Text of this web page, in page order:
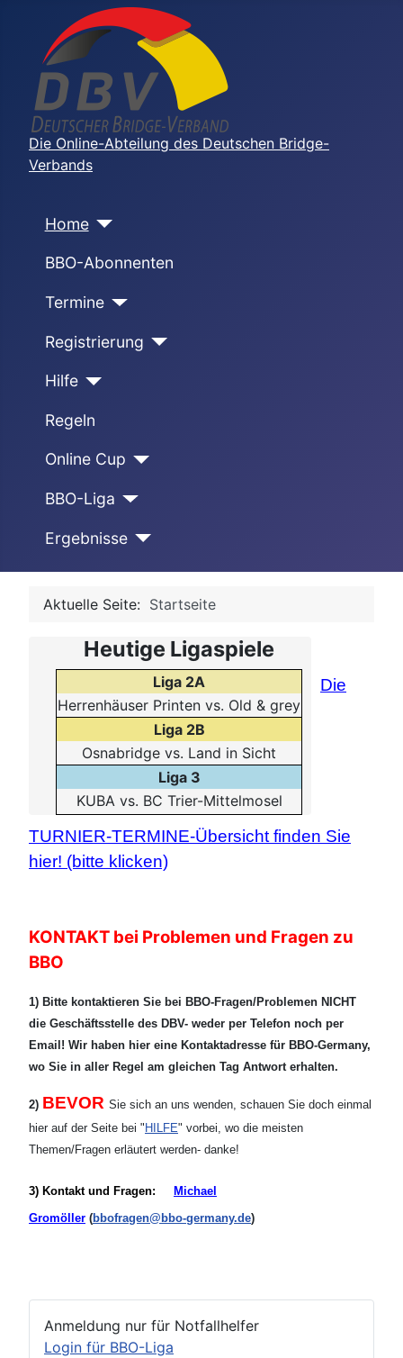
Die Online-Abteilung des Deutschen Bridge-
Verbands
Home
BBO-Abonnenten
Termine
Registrierung
Hilfe
Regeln
Online Cup
BBO-Liga
Ergebnisse
Aktuelle Seite: Startseite
Heutige Ligaspiele
Liga 2A
Herrenhäuser Printen vs. Old & grey
Liga 2B
Osnabridge vs. Land in Sicht
Liga 3
KUBA vs. BC Trier-Mittelmosel
Die
TURNIER-TERMINE-Übersicht finden Sie
hier! (bitte klicken)
KONTAKT bei Problemen und Fragen zu
BBO
1) Bitte kontaktieren Sie bei BBO-Fragen/Problemen NICHT
die Geschäftsstelle des DBV- weder per Telefon noch per
Email! Wir haben hier eine Kontaktadresse für BBO-Germany,
wo Sie in aller Regel am gleichen Tag Antwort erhalten.
2) BEVOR Sie sich an uns wenden, schauen Sie doch einmal
hier auf der Seite bei " HILFE" vorbei, wo die meisten
Themen/Fragen erläutert werden- danke!
3) Kontakt und Fragen:
Michael
Gromöller (bbofragen@bbo-germany.de)
Anmeldung nur für Notfallhelfer
Login für BBO-Liga